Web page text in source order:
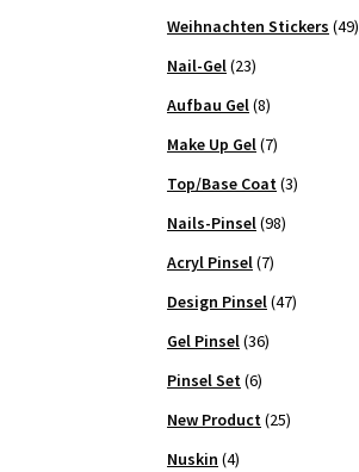
Weihnachten Stickers (49)
Nail-Gel(23)
Aufbau Gel(8)
Make Up Gel(7)
Top/Base Coat(3)
Nails-Pinsel(98)
Acryl Pinsel(7)
Design Pinsel(47)
Gel Pinsel(36)
Pinsel Set(6)
New Product(25)
Nuskin (4)